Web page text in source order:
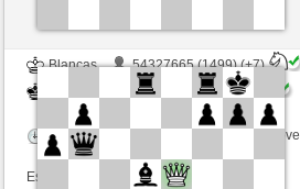
Blancas
54327665 (1499) (+7)
Picchio73 (1276) (-7)
Tiempo: 3 minutes/side + 5 seconds/move
Esta partida es por puntos